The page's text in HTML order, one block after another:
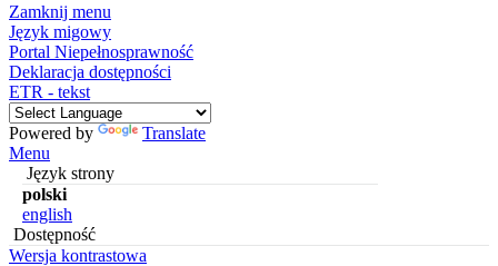
Zamknij menu
Język migowy
Portal Niepełnosprawność
Deklaracja dostępności
ETR - tekst
Powered by
Translate
Menu
Język strony
polski
english
Dostępność
Wersja kontrastowa